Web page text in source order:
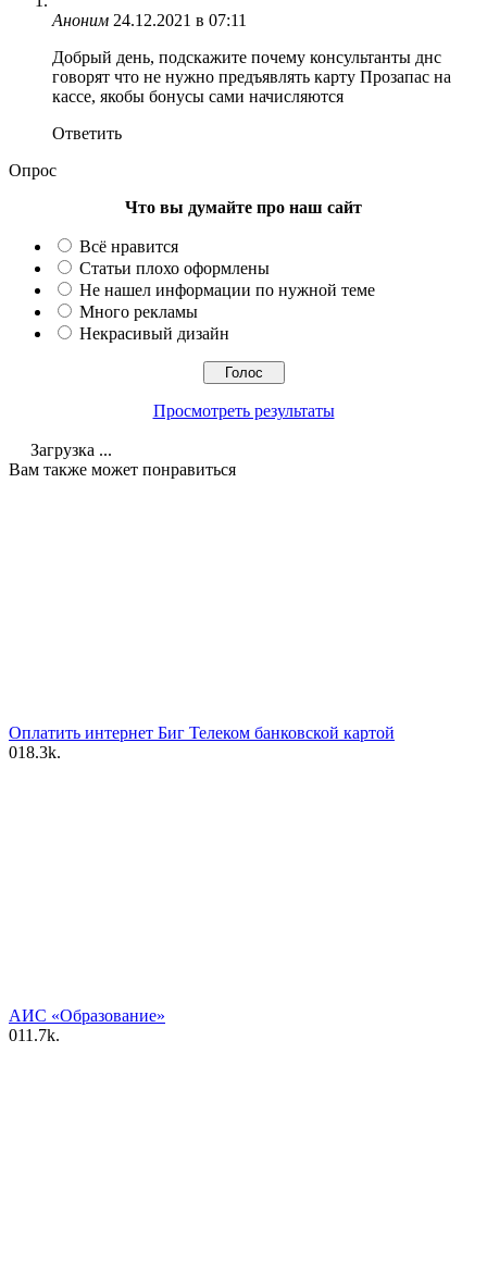
Аноним 24.12.2021 в 07:11
Добрый день, подскажите почему консультанты днс
говорят что не нужно предъявлять карту Прозапас на
кассе, якобы бонусы сами начисляются
Ответить
Опрос
Что вы думайте про наш сайт
Всё нравится
Статьи плохо оформлены
Не нашел информации по нужной теме
Много рекламы
Некрасивый дизайн
Просмотреть результаты
Загрузка ...
Вам также может понравиться
Оплатить интернет Биг Телеком банковской картой
018.3k.
АИС «Образование»
011.7k.